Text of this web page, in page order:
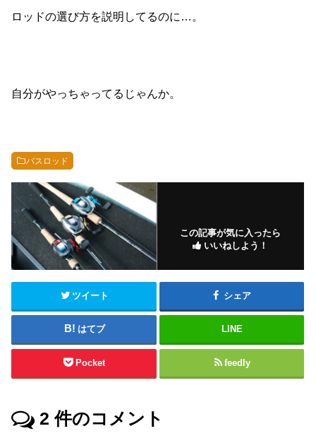
ロッドの選び方を説明してるのに…。
自分がやっちゃってるじゃんか。
バスロッド
この記事が気に入ったら
いいねしよう！
ツイート シェア
はてブ LINE
Pocket feedly
2 件のコメント